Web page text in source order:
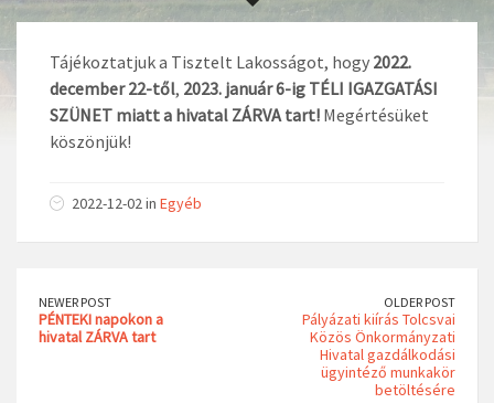
Tájékoztatjuk a Tisztelt Lakosságot, hogy 2022.
december 22-től, 2023. január 6-ig TÉLI IGAZGATÁSI
SZÜNET miatt a hivatal ZÁRVA tart! Megértésüket
köszönjük!
2022-12-02 in Egyéb
NEWER POST
PÉNTEKInapokon a
hivatalZÁRVA tart
OLDER POST
Pályázati kiírás Tolcsvai
Közös Önkormányzati
Hivatal gazdálkodási
ügyintéző munkakör
betöltésére